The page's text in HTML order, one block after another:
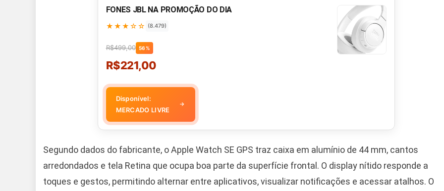
FONES JBL NA PROMOÇÃO DO DIA
★★★☆☆ (8.479)
R$499,00 56%
R$221,00
Disponível:
MERCADO LIVRE
→
Segundo dados do fabricante, o Apple Watch SE GPS traz caixa em alumínio de 44 mm, cantos
arredondados e tela Retina que ocupa boa parte da superfície frontal. O display nítido responde a
toques e gestos, permitindo alternar entre aplicativos, visualizar notificações e acessar atalhos. O